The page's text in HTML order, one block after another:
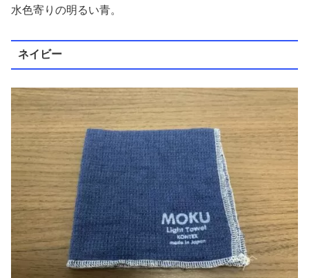
水色寄りの明るい青。
ネイビー